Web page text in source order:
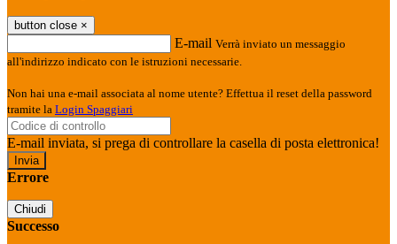
button close ×
E-mail Verrà inviato un messaggio
all'indirizzo indicato con le istruzioni necessarie.
Non hai una e-mail associata al nome utente? Effettua il reset della password
tramite la Login Spaggiari
E-mail inviata, si prega di controllare la casella di posta elettronica!
Errore
Chiudi
Successo